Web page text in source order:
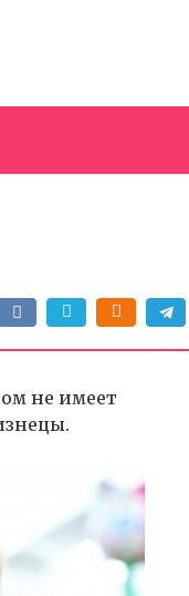
не имеет